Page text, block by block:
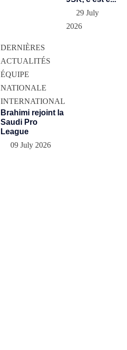
29 July
2026
DERNIÈRES
ACTUALITÉS
ÉQUIPE
NATIONALE
INTERNATIONAL
Brahimi rejoint la
Saudi Pro
League
09 July 2026